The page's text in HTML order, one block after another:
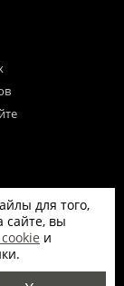
сайта.
сайт.
для того,
сайте, вы
и